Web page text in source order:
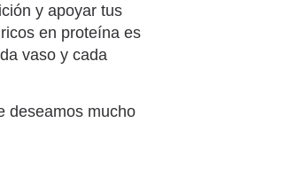
y apoyar tus
en proteína es
vaso y cada
deseamos mucho